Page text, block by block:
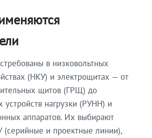
в низковольтных
(НКУ) и электрощитах — от
щитов (ГРЩ) до
устройств нагрузки (РУНН) и
аппаратов. Их выбирают
(серийные и проектные линии),